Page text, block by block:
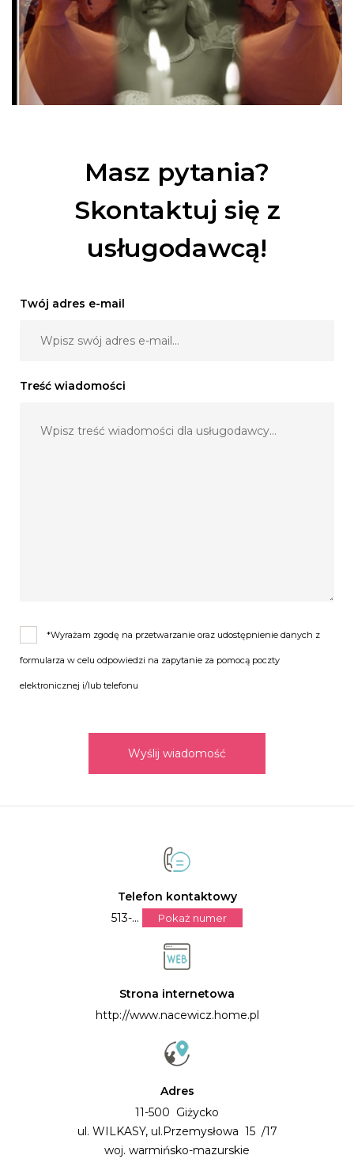
Masz pytania?
Skontaktuj się z
usługodawcą!
Twój adres e-mail
Treść wiadomości
*Wyrażam zgodę na przetwarzanie oraz udostępnienie danych z
formularza w celu odpowiedzi na zapytanie za pomocą poczty
elektronicznej i/lub telefonu
Wyślij wiadomość
Telefon kontaktowy
513-...
Pokaż numer
Strona internetowa
http://www.nacewicz.home.pl
Adres
11-500 Giżycko
ul. WILKASY, ul.Przemysłowa 15 /17
woj. warmińsko-mazurskie